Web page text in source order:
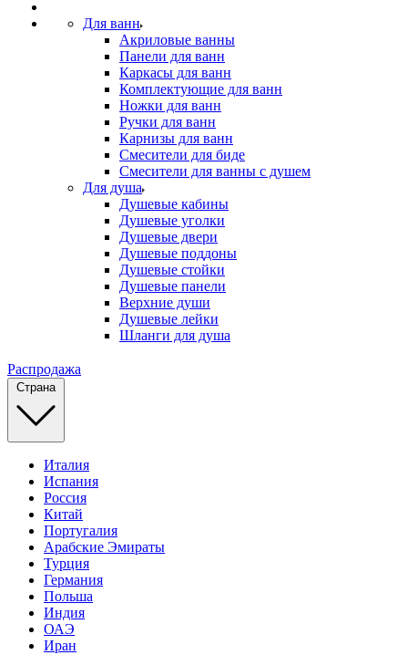
Для ванн
Акриловые ванны
Панели для ванн
Каркасы для ванн
Комплектующие для ванн
Ножки для ванн
Ручки для ванн
Карнизы для ванн
Смесители для биде
Смесители для ванны с душем
Для душа
Душевые кабины
Душевые уголки
Душевые двери
Душевые поддоны
Душевые стойки
Душевые панели
Верхние души
Душевые лейки
Шланги для душа
Распродажа
Страна
Италия
Испания
Россия
Китай
Португалия
Арабские Эмираты
Турция
Германия
Польша
Индия
ОАЭ
Иран